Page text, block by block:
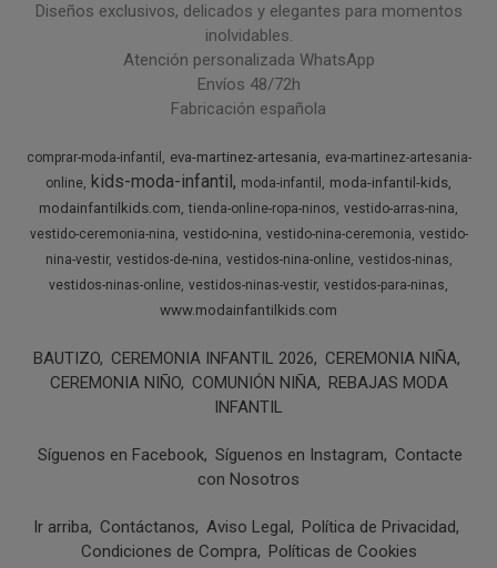
Diseños exclusivos, delicados y elegantes para momentos
inolvidables.
Atención personalizada WhatsApp
Envíos 48/72h
Fabricación española
comprar-moda-infantil eva-martinez-artesania
eva-martinez-artesania-
online
kids-moda-infantil moda-infantil
moda-infantil-kids
modainfantilkids.com tienda-online-ropa-ninos vestido-arras-nina
vestido-ceremonia-nina vestido-nina vestido-nina-ceremonia vestido-
nina-vestir vestidos-de-nina vestidos-nina-online vestidos-ninas
vestidos-ninas-online vestidos-ninas-vestir vestidos-para-ninas
www.modainfantilkids.com
BAUTIZO CEREMONIA INFANTIL 2026
CEREMONIA NIÑA
CEREMONIA NIÑO COMUNIÓN NIÑA
REBAJAS MODA
INFANTIL
Síguenos en Facebook Síguenos en Instagram
Contacte
con Nosotros
Ir arriba Contáctanos Aviso Legal
Política de Privacidad
Condiciones de Compra
Políticas de Cookies